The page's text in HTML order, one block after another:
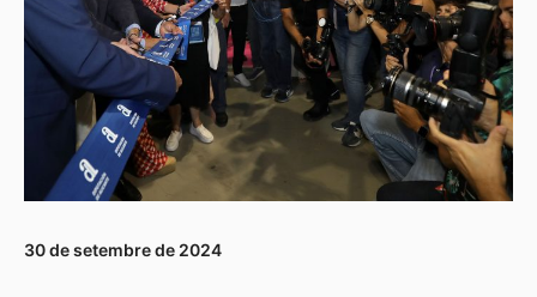
30 de setembre de 2024